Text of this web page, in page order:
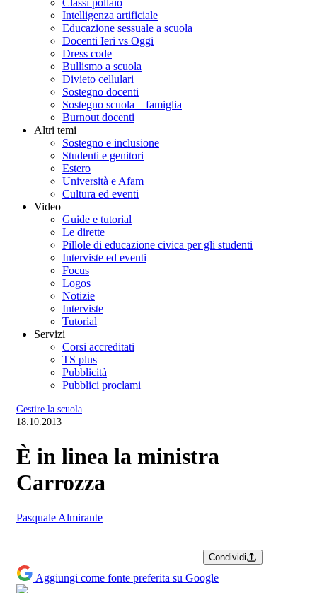
Classi pollaio
Intelligenza artificiale
Educazione sessuale a scuola
Docenti Ieri vs Oggi
Dress code
Bullismo a scuola
Divieto cellulari
Sostegno docenti
Sostegno scuola – famiglia
Burnout docenti
Altri temi
Sostegno e inclusione
Studenti e genitori
Estero
Università e Afam
Cultura ed eventi
Video
Guide e tutorial
Le dirette
Pillole di educazione civica per gli studenti
Interviste ed eventi
Focus
Logos
Notizie
Interviste
Tutorial
Servizi
Corsi accreditati
TS plus
Pubblicità
Pubblici proclami
Gestire la scuola
18.10.2013
È in linea la ministra
Carrozza
Pasquale Almirante
Condividi
Aggiungi come fonte preferita su Google